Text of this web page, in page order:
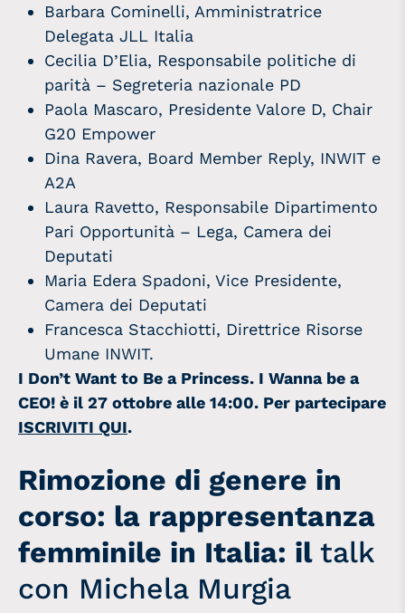
Barbara Cominelli, Amministratrice
Delegata JLL Italia
Cecilia D’Elia, Responsabile politiche di
parità – Segreteria nazionale PD
Paola Mascaro, Presidente Valore D, Chair
G20 Empower
Dina Ravera, Board Member Reply, INWIT e
A2A
Laura Ravetto, Responsabile Dipartimento
Pari Opportunità – Lega, Camera dei
Deputati
Maria Edera Spadoni, Vice Presidente,
Camera dei Deputati
Francesca Stacchiotti, Direttrice Risorse
Umane INWIT.
I Don’t Want to Be a Princess. I Wanna be a
CEO! è il 27 ottobre alle 14:00. Per partecipare
ISCRIVITI QUI.
Rimozione di genere in
corso: la rappresentanza
femminile in Italia: iltalk
con Michela Murgia